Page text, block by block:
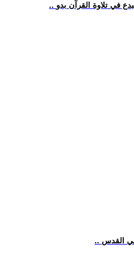
في تلاوة القرآن بدو
في القدس